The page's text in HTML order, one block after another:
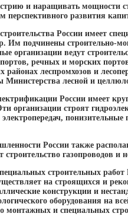
и наращивать мощности
развития
России имеет
Им подчинены строительно-
организации ведут
речных и морских
леспромхозов и
Министерства лесной и
России имеет
организации строят
России также
газопроводов и
строительных
на строящихся и
конструкции и
оборудования на
монтажных и специальных